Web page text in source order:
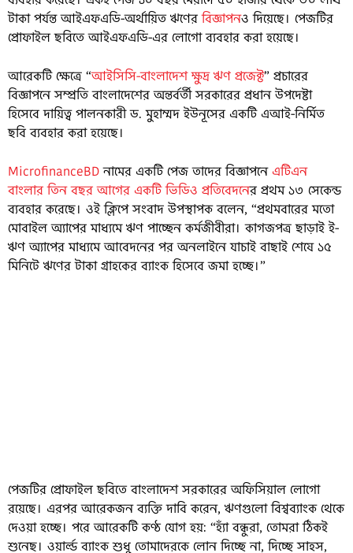
টাকা পর্যন্ত আইএফএডি-অর্থায়িত ঋণেরবিজ্ঞাপনও দিয়েছে। পেজটির
প্রোফাইল ছবিতে আইএফএডি-এর লোগো ব্যবহার করা হয়েছে।
আরেকটি ক্ষেত্রে “আইসিসি-বাংলাদেশ ক্ষুদ্র ঋণ প্রজেক্ট” প্রচারের
বিজ্ঞাপনে সম্প্রতি বাংলাদেশের অন্তর্বর্তী সরকারের প্রধান উপদেষ্টা
হিসেবে দায়িত্ব পালনকারী ড. মুহাম্মদ ইউনূসের একটি এআই-নির্মিত
ছবি ব্যবহার করা হয়েছে।
MicrofinanceBDনামের একটি পেজ তাদের বিজ্ঞাপনে এটিএন
বাংলার তিন বছর আগের একটি ভিডিও প্রতিবেদনের প্রথম ১৩ সেকেন্ড
ব্যবহার করেছে। ওই ক্লিপে সংবাদ উপস্থাপক বলেন, “প্রথমবারের মতো
মোবাইল অ্যাপের মাধ্যমে ঋণ পাচ্ছেন কর্মজীবীরা। কাগজপত্র ছাড়াই ই-
ঋণ অ্যাপের মাধ্যমে আবেদনের পর অনলাইনে যাচাই বাছাই শেষে ১৫
মিনিটে ঋণের টাকা গ্রাহকের ব্যাংক হিসেবে জমা হচ্ছে।”
পেজটির প্রোফাইল ছবিতে বাংলাদেশ সরকারের অফিসিয়াল লোগো
রয়েছে। এরপর আরেকজন ব্যক্তি দাবি করেন, ঋণগুলো বিশ্বব্যাংক থেকে
দেওয়া হচ্ছে। পরে আরেকটি কণ্ঠ যোগ হয়: “হ্যাঁ বন্ধুরা, তোমরা ঠিকই
শুনেছ। ওয়ার্ল্ড ব্যাংক শুধু তোমাদেরকে লোন দিচ্ছে না, দিচ্ছে সাহস,